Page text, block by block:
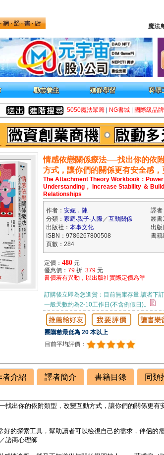
魔法
5050魔法眾籌 NG書城 國際級品
情感依戀關係療法──找出你的依
方式，讓你們的關係更有安全感，
The Attachment Theory Workbook：
Understanding， Increase Stability ＆
Relationships
作者： 安妮．陳 譯者
分類： 家庭‧親子‧人際／互動關係
叢書
出版社： 本事文化
出版
ISBN：9786267800508
書籍
頁數：284
定價： 480 元
優惠價： 79 折 379 元
書價若有異動，以出版社實際定價為準
訂購後立即為您進貨：目前無庫存量,讀者下
一般天數約為2-10工作日(不含例假日)。
團購數最低為 20 本以上
目前平均評價：
者介紹 譯者簡介 書籍目錄 同類